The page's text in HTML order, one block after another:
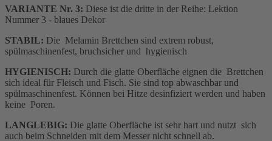
VARIANTE Nr. 3: Diese ist die dritte in der Reihe: Lektion
Nummer 3 - blaues Dekor
STABIL: Die Melamin Brettchen sind extrem robust,
spülmaschinenfest, bruchsicher und hygienisch
HYGIENISCH: Durch die glatte Oberfläche eignen die Brettchen
sich ideal für Fleisch und Fisch. Sie sind top abwaschbar und
spülmaschinenfest. Können bei Hitze desinfiziert werden und haben
keine Poren.
LANGLEBIG: Die glatte Oberfläche ist sehr hart und nutzt sich
auch beim Schneiden mit dem Messer nicht schnell ab.